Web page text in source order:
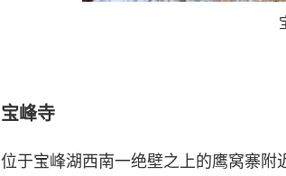
宝峰寺
位于宝峰湖西南一绝壁之上的鹰窝寨